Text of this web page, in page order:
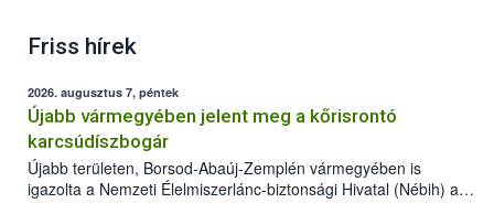
Friss hírek
2026. augusztus 7, péntek
Újabb vármegyében jelent meg a kőrisrontó
karcsúdíszbogár
Újabb területen, Borsod-Abaúj-Zemplén vármegyében is
igazolta a Nemzeti Élelmiszerlánc-biztonsági Hivatal (Nébih) a